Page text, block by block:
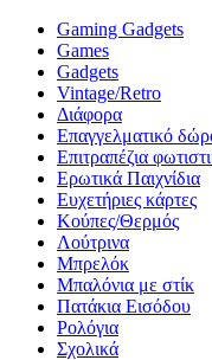
Gaming Gadgets
Games
Gadgets
Vintage/Retro
Διάφορα
Επαγγελματικό
Επιτραπέζια
Ερωτικά Παιχνίδια
Ευχετήριες κάρτες
Κούπες/Θερμός
Λούτρινα
Μπρελόκ
Μπαλόνια με στίκ
Πατάκια Εισόδου
Ρολόγια
Σχολικά